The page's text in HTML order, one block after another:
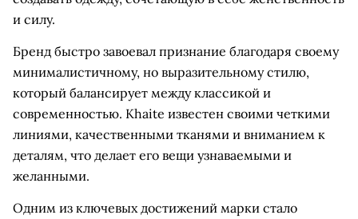
и силу.
Бренд быстро завоевал признание благодаря своему
минималистичному, но выразительному стилю,
который балансирует между классикой и
современностью. Khaite известен своими четкими
линиями, качественными тканями и вниманием к
деталям, что делает его вещи узнаваемыми и
желанными.
Одним из ключевых достижений марки стало